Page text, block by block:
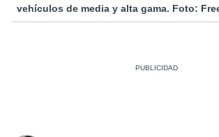
vehículos de media y alta gama. Foto: